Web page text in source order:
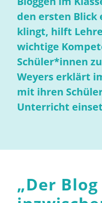
den ersten Blick
klingt, hilft
wichtige
Schüler*innen
Weyers erklärt
mit ihren
Unterricht
„Der